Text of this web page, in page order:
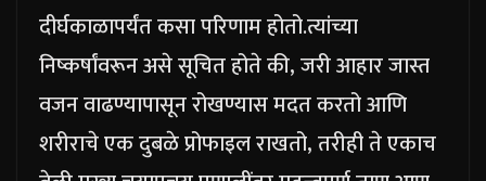
दीर्घकाळापर्यंत कसा परिणाम होतो.त्यांच्या
निष्कर्षांवरून असे सूचित होते की, जरी आहार जास्त
वजन वाढण्यापासून रोखण्यास मदत करतो आणि
शरीराचे एक दुबळे प्रोफाइल राखतो, तरीही ते एकाच